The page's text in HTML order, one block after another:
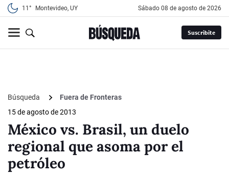
11° Montevideo, UY sábado 08 de agosto de 2026
Suscribite
Búsqueda
Fuera de Fronteras
15 de agosto de 2013
México vs. Brasil, un duelo
regional que asoma por el
petróleo